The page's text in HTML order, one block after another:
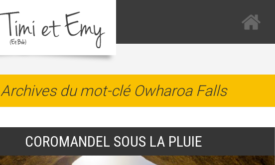
Archives du mot-clé Owharoa Falls
COROMANDEL SOUS LA PLUIE